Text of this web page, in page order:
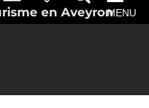
en AveyronMENU